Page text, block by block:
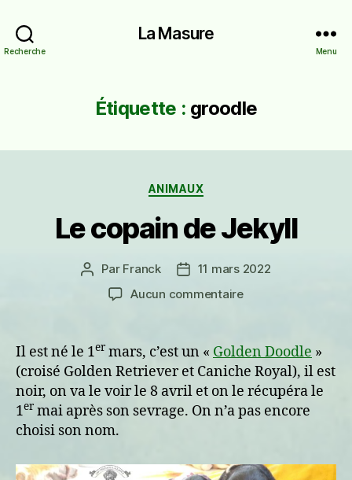
Recherche
La Masure
Menu
Étiquette : groodle
Catégories
ANIMAUX
Le copain de Jekyll
Auteur
l’article
Par Franck
Date11 mars 2022
Aucun commentairesur
de
Jekyll
Il est né le 1er mars, c’est un « Golden Doodle »
(croisé Golden Retriever et Caniche Royal), il est
noir, on va le voir le 8 avril et on le récupéra le
1er mai après son sevrage. On n’a pas encore
choisi son nom.